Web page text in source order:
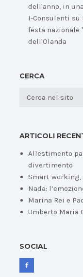
dell'anno, in
I-Consulenti su
festa nazionale
dell'Olanda
CERCA
ARTICOLI
Allestimento
divertimento
Smart-
Nada:
Marina Rei e
Umberto Maria
SOCIAL